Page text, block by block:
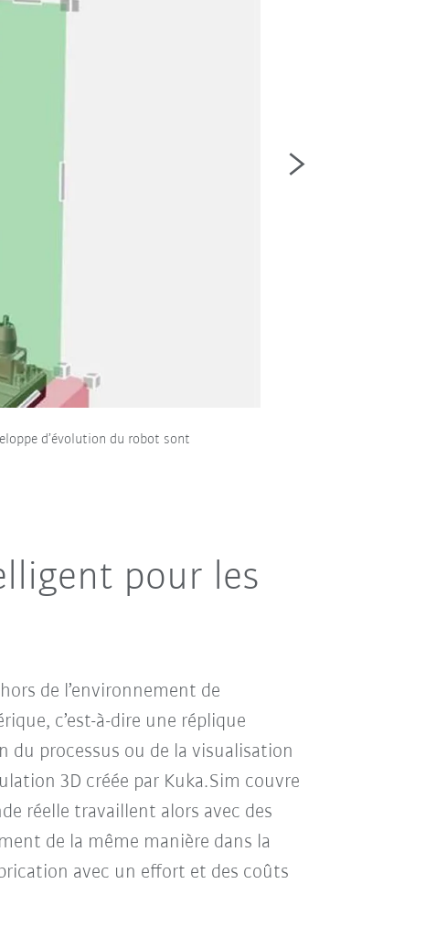
d’évolution du robot sont
pour les
de l’environnement de
c’est-à-dire une réplique
du processus ou de la visualisation
3D créée par Kuka.Sim couvre
réelle travaillent alors avec des
de la même manière dans la
avec un effort et des coûts